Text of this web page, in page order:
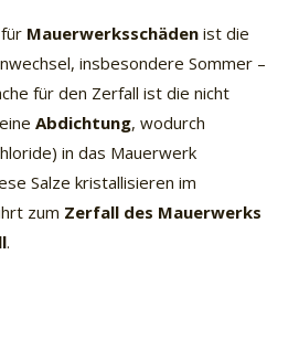
Mauerwerksschäden ist die
insbesondere Sommer –
für den Zerfall ist die nicht
Abdichtung, wodurch
in das Mauerwerk
Salze kristallisieren im
zum Zerfall des Mauerwerks
.